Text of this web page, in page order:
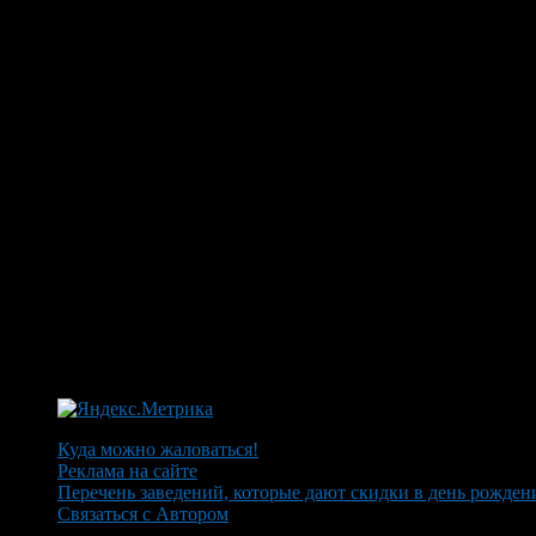
Куда можно жаловаться!
Реклама на сайте
Перечень заведений, которые дают скидки в день
Связаться с Автором